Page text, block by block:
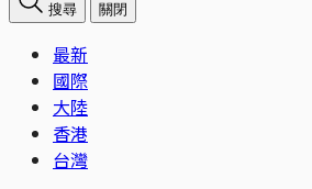
搜尋 關閉
最新
國際
大陸
香港
台灣